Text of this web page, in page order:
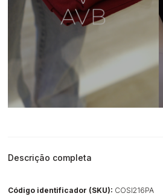
Descrição completa
Código identificador (SKU): COSI216PA